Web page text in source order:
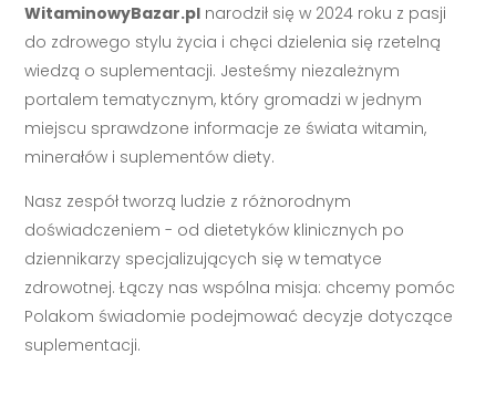
WitaminowyBazar.pl narodził się w 2024 roku z pasji
do zdrowego stylu życia i chęci dzielenia się rzetelną
wiedzą o suplementacji. Jesteśmy niezależnym
portalem tematycznym, który gromadzi w jednym
miejscu sprawdzone informacje ze świata witamin,
minerałów i suplementów diety.
Nasz zespół tworzą ludzie z różnorodnym
doświadczeniem - od dietetyków klinicznych po
dziennikarzy specjalizujących się w tematyce
zdrowotnej. Łączy nas wspólna misja: chcemy pomóc
Polakom świadomie podejmować decyzje dotyczące
suplementacji.